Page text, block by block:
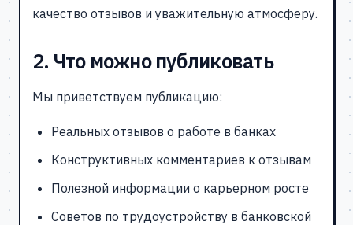
качество отзывов и уважительную атмосферу.
2. Что можно публиковать
Мы приветствуем публикацию:
Реальных отзывов о работе в банках
Конструктивных комментариев к отзывам
Полезной информации о карьерном росте
Советов по трудоустройству в банковской